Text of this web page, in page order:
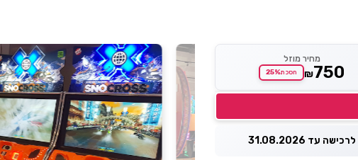
מחיר מוזל
₪750 חסכת25%
לרכישה עד 31.08.2026